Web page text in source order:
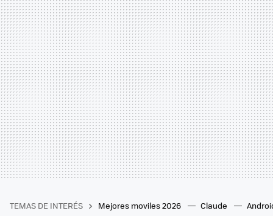
TEMAS DE INTERÉS Mejores moviles 2026 Claude